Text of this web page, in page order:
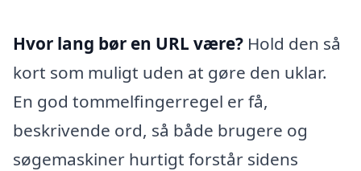
Hvor lang bør en URL være? Hold den så
kort som muligt uden at gøre den uklar.
En god tommelfingerregel er få,
beskrivende ord, så både brugere og
søgemaskiner hurtigt forstår sidens